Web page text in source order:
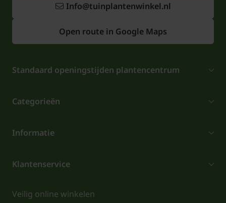
Info@tuinplantenwinkel.nl
Open route in Google Maps
Standaard openingstijden plantencentrum
Categorieën
Informatie
Klantenservice
Veilig online winkelen